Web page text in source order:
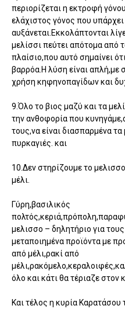
περιορίζεται η εκτροφή
ελάχιστος γόνος που υπάρχει
αυξάνεται.Εκκολάπτονται
μελίσσι πεύτει απότομα από
πλαίσιο,που αυτό σημαίνει
βαρρόα.Η λύση είναι απλή,με
χρήση κηφηνοπαγίδων και
9.Όλο το βιος μαζύ και τα
την ανθοφορία που
τους,να είναι διασπαρμένα
πυρκαγιές. και
10.Δεν στηρίζουμε το
μέλι.
Γύρη,βασιλικός
μελισσο – δηλητήριο για
μεταποιημένα προϊόντα με
από μέλι,ρακί από
όλο και κάτι θα τέριαζε στον
Και τέλος η κυρία